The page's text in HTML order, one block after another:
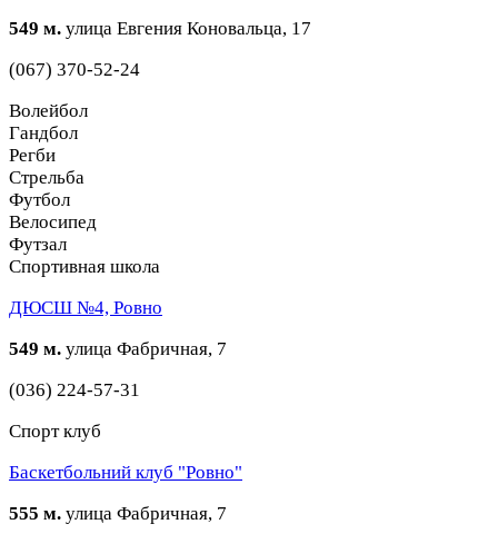
549 м. улица Евгения Коновальца, 17
(067) 370-52-24
Волейбол
Гандбол
Регби
Стрельба
Футбол
Велосипед
Футзал
Спортивная школа
ДЮСШ №4, Ровно
549 м. улица Фабричная, 7
(036) 224-57-31
Спорт клуб
Баскетбольний клуб "Ровно"
555 м. улица Фабричная, 7